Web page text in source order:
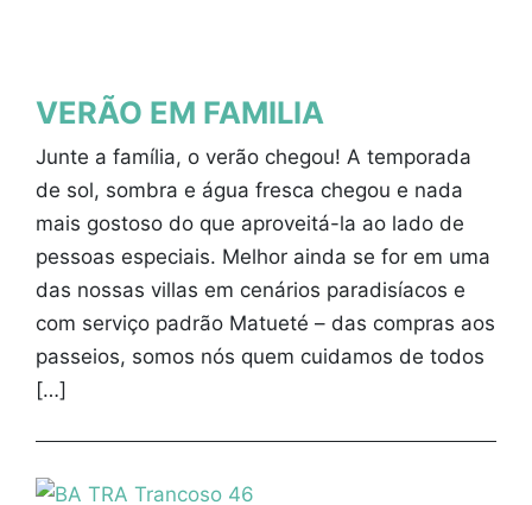
VERÃO EM FAMILIA
Junte a família, o verão chegou! A temporada
de sol, sombra e água fresca chegou e nada
mais gostoso do que aproveitá-la ao lado de
pessoas especiais. Melhor ainda se for em uma
das nossas villas em cenários paradisíacos e
com serviço padrão Matueté – das compras aos
passeios, somos nós quem cuidamos de todos
[…]